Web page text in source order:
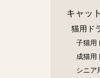
キャッ
猫用ド
子猫用
成猫用
シニア